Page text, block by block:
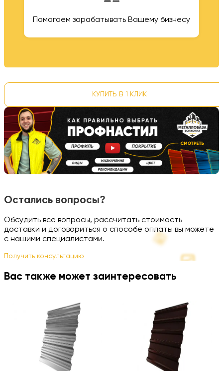
Помогаем зарабатывать Вашему бизнесу
КУПИТЬ В 1 КЛИК
Остались вопросы?
Обсудить все вопросы, рассчитать стоимость
доставки и договориться о способе оплаты вы можете
с нашими специалистами.
Получить консультацию
Вас также может заинтересовать